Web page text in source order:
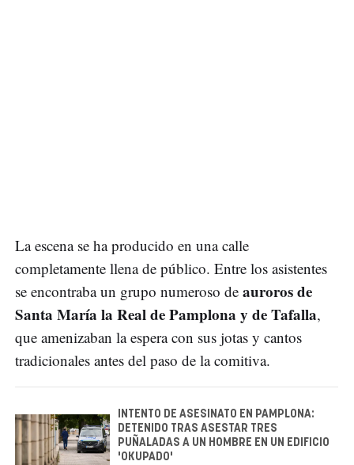
La escena se ha producido en una calle
completamente llena de público. Entre los asistentes
se encontraba un grupo numeroso de auroros de
Santa María la Real de Pamplona y de Tafalla,
que amenizaban la espera con sus jotas y cantos
tradicionales antes del paso de la comitiva.
INTENTO DE ASESINATO EN PAMPLONA:
DETENIDO TRAS ASESTAR TRES
PUÑALADAS A UN HOMBRE EN UN EDIFICIO
'OKUPADO'